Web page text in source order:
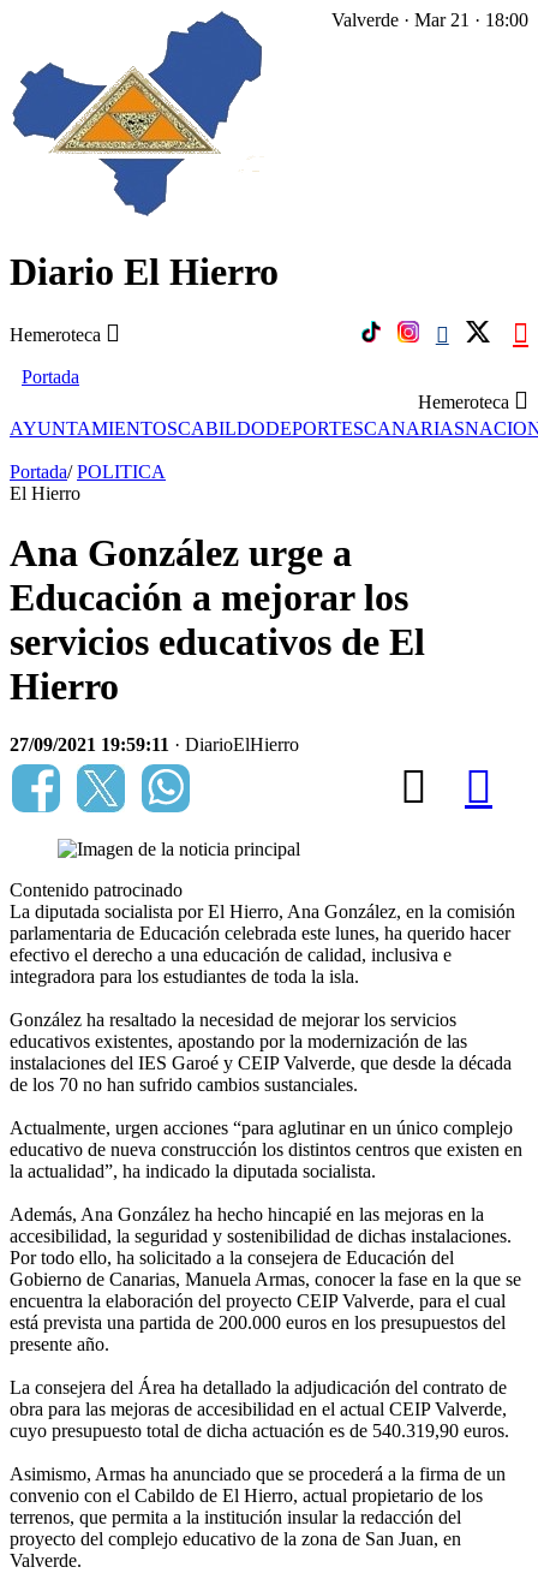
Diario El Hierro
Hemeroteca
Valverde · Mar 21 · 18:00
Portada
Hemeroteca
AYUNTAMIENTOSCABILDODEPORTESCANARIAS
Portada/ POLITICA
El Hierro
Ana González urge a
Educación a mejorar los
servicios educativos de El
Hierro
27/09/2021 19:59:11 · DiarioElHierro
Contenido patrocinado
La diputada socialista por El Hierro, Ana González, en la comisión
parlamentaria de Educación celebrada este lunes, ha querido hacer
efectivo el derecho a una educación de calidad, inclusiva e
integradora para los estudiantes de toda la isla.
González ha resaltado la necesidad de mejorar los servicios
educativos existentes, apostando por la modernización de las
instalaciones del IES Garoé y CEIP Valverde, que desde la década
de los 70 no han sufrido cambios sustanciales.
Actualmente, urgen acciones “para aglutinar en un único complejo
educativo de nueva construcción los distintos centros que existen en
la actualidad”, ha indicado la diputada socialista.
Además, Ana González ha hecho hincapié en las mejoras en la
accesibilidad, la seguridad y sostenibilidad de dichas instalaciones.
Por todo ello, ha solicitado a la consejera de Educación del
Gobierno de Canarias, Manuela Armas, conocer la fase en la que se
encuentra la elaboración del proyecto CEIP Valverde, para el cual
está prevista una partida de 200.000 euros en los presupuestos del
presente año.
La consejera del Área ha detallado la adjudicación del contrato de
obra para las mejoras de accesibilidad en el actual CEIP Valverde,
cuyo presupuesto total de dicha actuación es de 540.319,90 euros.
Asimismo, Armas ha anunciado que se procederá a la firma de un
convenio con el Cabildo de El Hierro, actual propietario de los
terrenos, que permita a la institución insular la redacción del
proyecto del complejo educativo de la zona de San Juan, en
Valverde.